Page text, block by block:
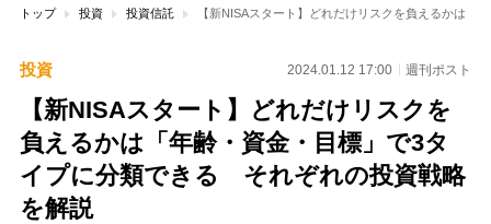
トップ 投資 投資信託 【新NISAスタート】どれだけリスクを負えるかは
投資 2024.01.12 17:00 週刊ポスト
【新NISAスタート】どれだけリスクを
負えるかは「年齢・資金・目標」で3タ
イプに分類できる それぞれの投資戦略
を解説